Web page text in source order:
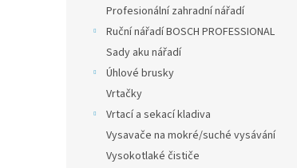
Profesionální zahradní nářadí
Ruční nářadí BOSCH PROFESSIONAL
Sady aku nářadí
Úhlové brusky
Vrtačky
Vrtací a sekací kladiva
Vysavače na mokré/suché vysávání
Vysokotlaké čističe